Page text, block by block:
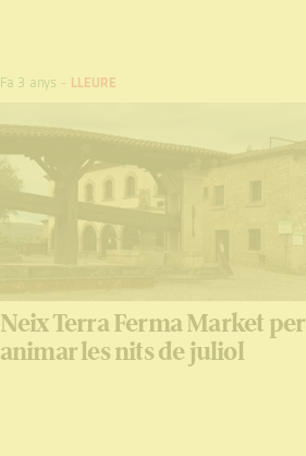
Fa 3 anys - LLEURE
Neix Terra Ferma Market per
animar les nits de juliol